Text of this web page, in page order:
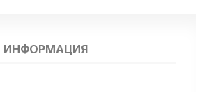
ИНФОРМАЦИЯ